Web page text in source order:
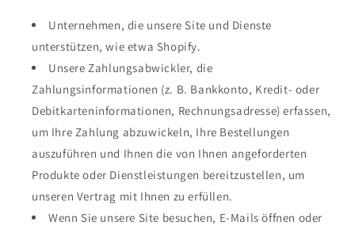
Unternehmen, die unsere Site und Dienste
unterstützen, wie etwa Shopify.
Unsere Zahlungsabwickler, die
Zahlungsinformationen (z. B. Bankkonto, Kredit- oder
Debitkarteninformationen, Rechnungsadresse) erfassen,
um Ihre Zahlung abzuwickeln, Ihre Bestellungen
auszuführen und Ihnen die von Ihnen angeforderten
Produkte oder Dienstleistungen bereitzustellen, um
unseren Vertrag mit Ihnen zu erfüllen.
Wenn Sie unsere Site besuchen, E-Mails öffnen oder